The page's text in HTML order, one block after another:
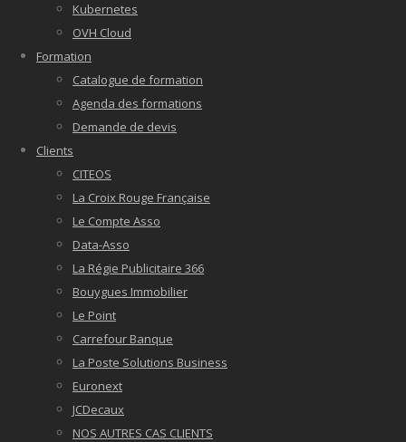
Kubernetes
OVH Cloud
Formation
Catalogue de formation
Agenda des formations
Demande de devis
Clients
CITEOS
La Croix Rouge Française
Le Compte Asso
Data-Asso
La Régie Publicitaire 366
Bouygues Immobilier
Le Point
Carrefour Banque
La Poste Solutions Business
Euronext
JCDecaux
NOS AUTRES CAS CLIENTS